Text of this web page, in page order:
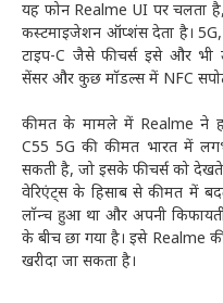
यह फोन Realme UI पर चलता
कस्टमाइजेशन ऑप्शंस देता है।
टाइप-C जैसे फीचर्स इसे और भी
सेंसर और कुछ मॉडल्स में NFC
कीमत के मामले में Realme ने
C55 5G की कीमत भारत में
सकती है, जो इसके फीचर्स को
वेरिएंट्स के हिसाब से कीमत में
लॉन्च हुआ था और अपनी
के बीच छा गया है। इसे Realme
खरीदा जा सकता है।